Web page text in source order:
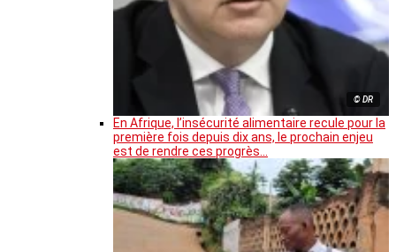
© DR
En Afrique, l’insécurité alimentaire recule pour la
première fois depuis dix ans, le prochain enjeu
est de rendre ces progrès…